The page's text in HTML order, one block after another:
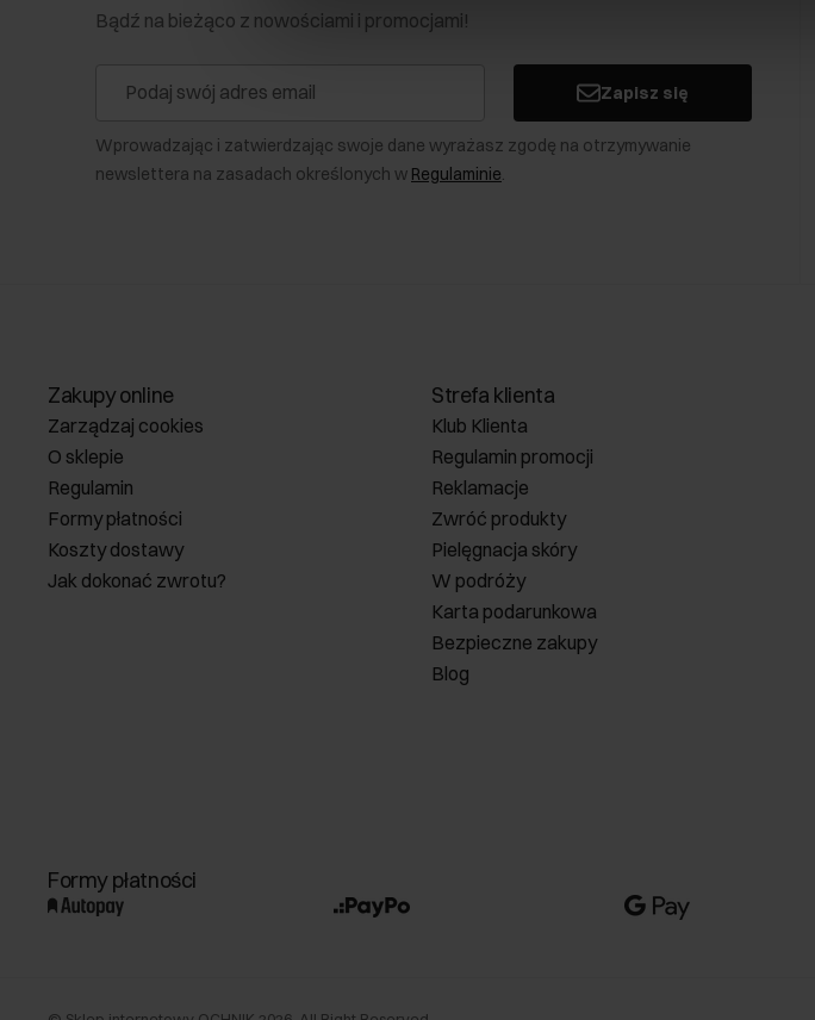
Bądź na bieżąco z nowościami i promocjami!
Zapisz się
Wprowadzając i zatwierdzając swoje dane wyrażasz zgodę na otrzymywanie
newslettera na zasadach określonych w Regulaminie.
Zakupy online
Zarządzaj cookies
O sklepie
Regulamin
Formy płatności
Koszty dostawy
Jak dokonać zwrotu?
Strefa klienta
Klub Klienta
Regulamin promocji
Reklamacje
Zwróć produkty
Pielęgnacja skóry
W podróży
Karta podarunkowa
Bezpieczne zakupy
Blog
Formy płatności